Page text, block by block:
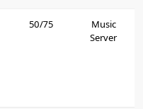
50/75
Music
Server